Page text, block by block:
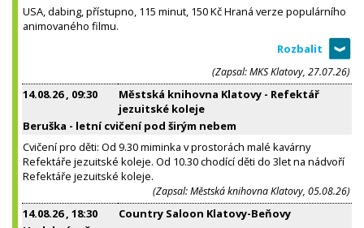
USA, dabing, přístupno, 115 minut, 150 Kč Hraná verze populárního
animovaného filmu.
(Zapsal: MKS Klatovy, 27.07.26)
14.08.26, 09:30
Městská knihovna Klatovy - Refektář
jezuitské koleje
Beruška - letní cvičení pod širým nebem
Cvičení pro děti: Od 9.30 miminka v prostorách malé kavárny
Refektáře jezuitské koleje. Od 10.30 chodící děti do 3let na nádvoří
Refektáře jezuitské koleje.
(Zapsal: Městská knihovna Klatovy, 05.08.26)
14.08.26, 18:30
Country Saloon Klatovy-Beňovy